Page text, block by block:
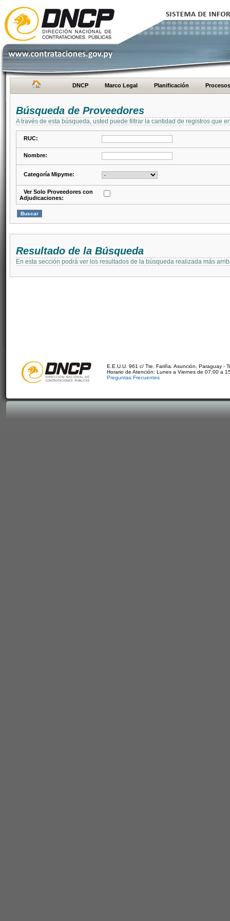
DNCP Marco Legal Planificación Procesos
Búsqueda de Proveedores
A través de esta búsqueda, usted puede filtrar la cantidad de registros que
RUC:
Nombre:
Categoría Mipyme:
Ver Solo Proveedores con
Adjudicaciones:
Resultado de la Búsqueda
En esta sección podrá ver los resultados de la búsqueda realizada más
E.E.U.U. 961 c/ Tte. Fariña. Asunción, Paraguay -
Horario de Atención: Lunes a Viernes de 07:00 a
Preguntas Frecuentes